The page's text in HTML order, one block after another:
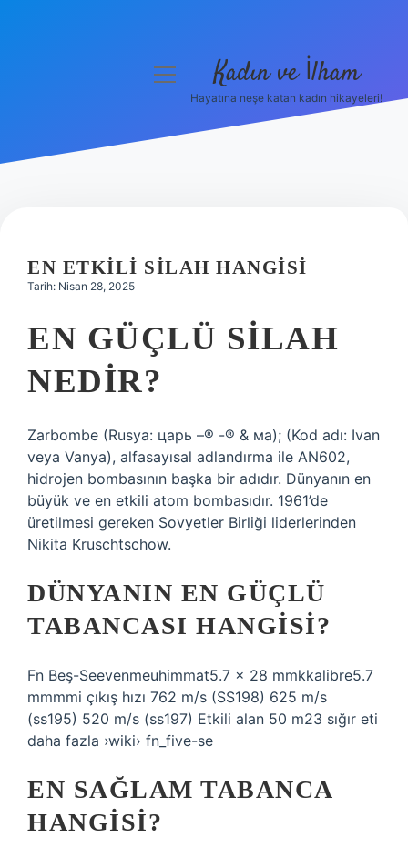
Hakkımızda
menüyü
Kadın ve İlham
Hayatına neşe katan kadın hikayeleri!
EN ETKILI SILAH HANGISI
Tarih: Nisan 28, 2025
EN GÜÇLÜ SILAH
NEDIR?
Zarbombe (Rusya: царь –® -® & ма); (Kod adı: Ivan
veya Vanya), alfasayısal adlandırma ile AN602,
hidrojen bombasının başka bir adıdır. Dünyanın en
büyük ve en etkili atom bombasıdır. 1961’de
üretilmesi gereken Sovyetler Birliği liderlerinden
Nikita Kruschtschow.
DÜNYANIN EN GÜÇLÜ
TABANCASI HANGISI?
Fn Beş-Seevenmeuhimmat5.7 × 28 mmkkalibre5.7
mmmmi çıkış hızı 762 m/s (SS198) 625 m/s
(ss195) 520 m/s (ss197) Etkili alan 50 m23 sığır eti
daha fazla ›wiki› fn_five-se
EN SAĞLAM TABANCA
HANGISI?